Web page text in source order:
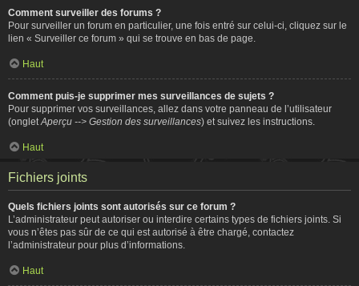
Comment surveiller des forums ?
Pour surveiller un forum en particulier, une fois entré sur celui-ci, cliquez sur le
lien « Surveiller ce forum » qui se trouve en bas de page.
Haut
Comment puis-je supprimer mes surveillances de sujets ?
Pour supprimer vos surveillances, allez dans votre panneau de l’utilisateur
(onglet Aperçu --> Gestion des surveillances) et suivez les instructions.
Haut
Fichiers joints
Quels fichiers joints sont autorisés sur ce forum ?
L’administrateur peut autoriser ou interdire certains types de fichiers joints. Si
vous n’êtes pas sûr de ce qui est autorisé à être chargé, contactez
l’administrateur pour plus d’informations.
Haut